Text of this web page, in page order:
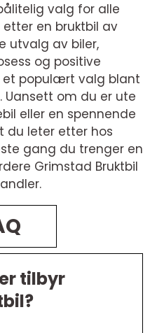
valg for alle
en bruktbil av
utvalg av biler,
og positive
populært valg blant
Uansett om du er ute
eller en spennende
du leter etter hos
gang du trenger en
Grimstad Bruktbil
tilbyr